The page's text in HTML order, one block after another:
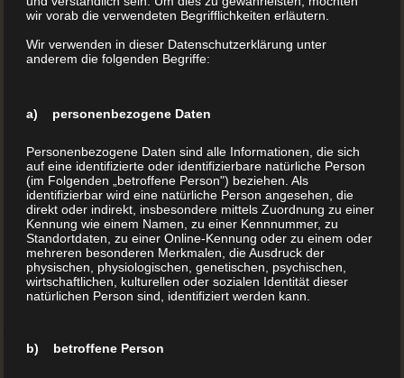
wir vorab die verwendeten Begrifflichkeiten erläutern.
Wir verwenden in dieser Datenschutzerklärung unter
anderem die folgenden Begriffe:
a) personenbezogene Daten
Personenbezogene Daten sind alle Informationen, die sich
auf eine identifizierte oder identifizierbare natürliche Person
(im Folgenden „betroffene Person") beziehen. Als
identifizierbar wird eine natürliche Person angesehen, die
direkt oder indirekt, insbesondere mittels Zuordnung zu einer
Kennung wie einem Namen, zu einer Kennnummer, zu
Standortdaten, zu einer Online-Kennung oder zu einem oder
mehreren besonderen Merkmalen, die Ausdruck der
physischen, physiologischen, genetischen, psychischen,
wirtschaftlichen, kulturellen oder sozialen Identität dieser
natürlichen Person sind, identifiziert werden kann.
b) betroffene Person